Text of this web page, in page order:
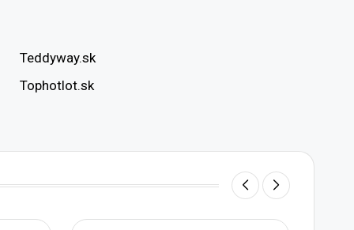
Teddyway.sk
Tophotlot.sk